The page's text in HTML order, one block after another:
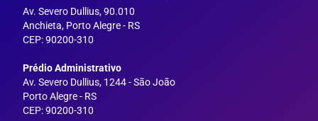
Av. Severo Dullius, 90.010
Anchieta, Porto Alegre - RS
CEP: 90200-310
Prédio Administrativo
Av. Severo Dullius, 1244 - São João
Porto Alegre - RS
CEP: 90200-310